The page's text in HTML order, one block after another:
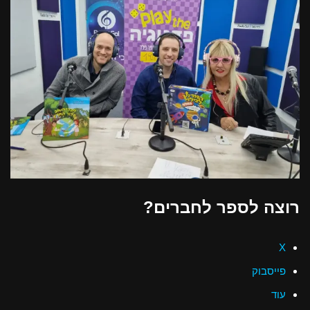
רוצה לספר לחברים?
X
פייסבוק
עוד